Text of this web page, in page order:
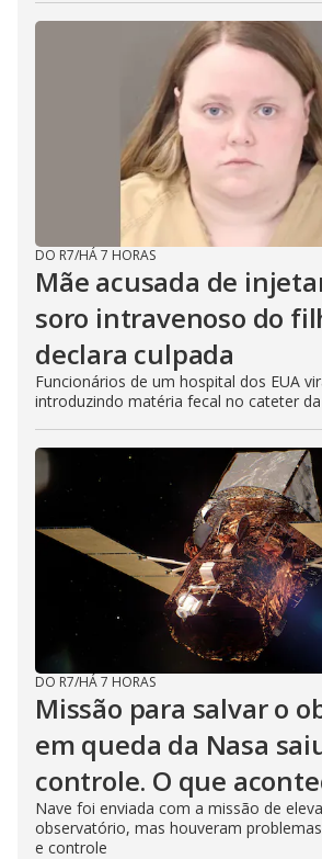
DO R7/HÁ 7 HORAS
Mãe acusada de
soro intravenoso do
declara culpada
Funcionários de um hospital dos EUA
introduzindo matéria fecal no cateter
DO R7/HÁ 7 HORAS
Missão para salvar o
em queda da Nasa
controle. O que
Nave foi enviada com a missão de
observatório, mas houveram
e controle